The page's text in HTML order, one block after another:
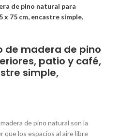
de pino natural para
75 cm, encastre simple,
de madera de pino
patio y café,
simple,
de pino natural son la
que los espacios al aire libre